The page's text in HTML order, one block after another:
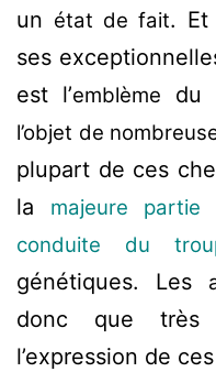
un état de fait. Et
ses
est l’emblème du
l’objet de
plupart de ces
la majeure
conduite du
génétiques. Les
donc que
l’expression de